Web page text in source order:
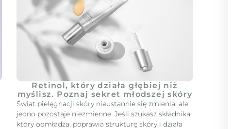
Retinol, który działa głębiej niż
myślisz. Poznaj sekret młodszej skóry
Świat pielęgnacji skóry nieustannie się zmienia, ale
jedno pozostaje niezmienne. Jeśli szukasz składnika,
który odmładza, poprawia strukturę skóry i działa